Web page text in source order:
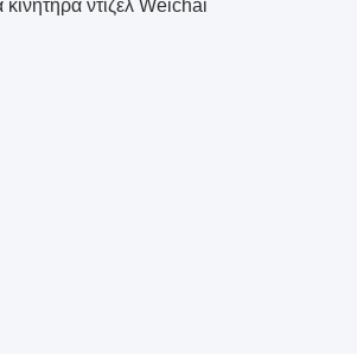
ντίζελ Weichai